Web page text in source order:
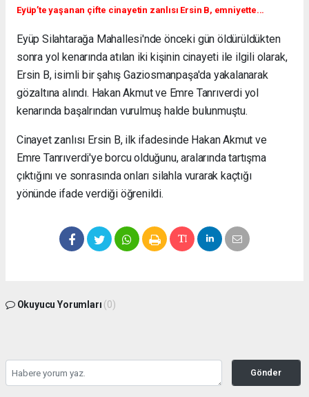
Eyüp’te yaşanan çifte cinayetin zanlısı Ersin B, emniyette...
Eyüp Silahtarağa Mahallesi'nde önceki gün öldürüldükten
sonra yol kenarında atılan iki kişinin cinayeti ile ilgili olarak,
Ersin B, isimli bir şahış Gaziosmanpaşa'da yakalanarak
gözaltına alındı. HakanAkmut ve Emre Tanrıverdi yol
kenarında başalrından vurulmuş halde bulunmuştu.
Cinayet zanlısı Ersin B, ilk ifadesinde Hakan Akmut ve
Emre Tanrıverdi'ye borcu olduğunu, aralarında tartışma
çıktığını ve sonrasında onları silahla vurarak kaçtığı
yönünde ifade verdiği öğrenildi.
Okuyucu Yorumları (0)
Gönder